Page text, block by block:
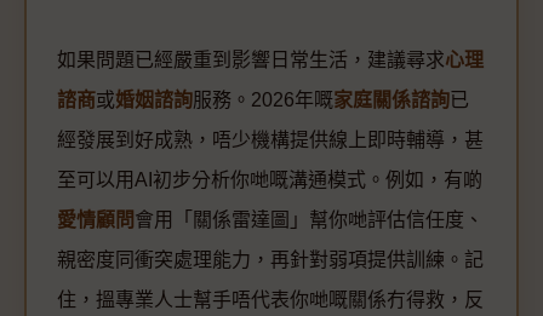
如果問題已經嚴重到影響日常生活，建議尋求心理
諮商或婚姻諮詢服務。2026年嘅家庭關係諮詢已
經發展到好成熟，唔少機構提供線上即時輔導，甚
至可以用AI初步分析你哋嘅溝通模式。例如，有啲
愛情顧問會用「關係雷達圖」幫你哋評估信任度、
親密度同衝突處理能力，再針對弱項提供訓練。記
住，搵專業人士幫手唔代表你哋嘅關係冇得救，反